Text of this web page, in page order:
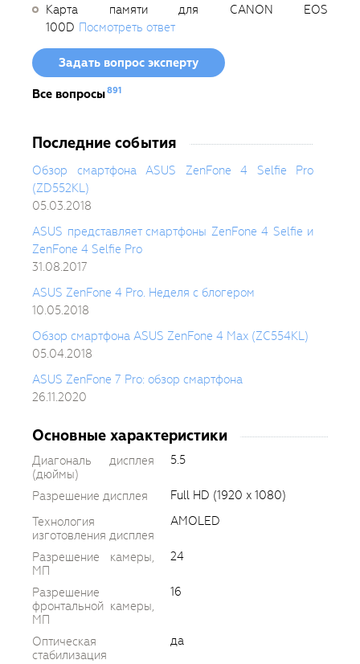
Карта памяти для CANON EOS
100D Посмотреть ответ
Задать вопрос эксперту
Все вопросы891
Последние события
Обзор смартфона ASUS ZenFone 4 Selfie Pro
(ZD552KL)
05.03.2018
ASUS представляет смартфоны ZenFone 4 Selfie и
ZenFone 4 Selfie Pro
31.08.2017
ASUS ZenFone 4 Pro. Неделя с блогером
10.05.2018
Обзор смартфона ASUS ZenFone 4 Max (ZC554KL)
05.04.2018
ASUS ZenFone 7 Pro: обзор смартфона
26.11.2020
Основные характеристики
Диагональ дисплея
(дюймы)
5.5
Разрешение дисплея
Full HD (1920 x 1080)
Технология
изготовления дисплея
AMOLED
Разрешение камеры,
МП
24
Разрешение
фронтальной камеры,
МП
16
Оптическая
стабилизация
да